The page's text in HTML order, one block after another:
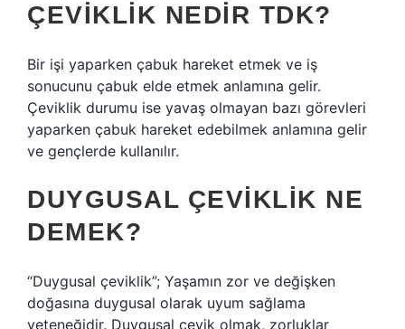
ÇEVIKLIK NEDIR TDK?
Bir işi yaparken çabuk hareket etmek ve iş
sonucunu çabuk elde etmek anlamına gelir.
Çeviklik durumu ise yavaş olmayan bazı görevleri
yaparken çabuk hareket edebilmek anlamına gelir
ve gençlerde kullanılır.
DUYGUSAL ÇEVIKLIK NE
DEMEK?
“Duygusal çeviklik”; Yaşamın zor ve değişken
doğasına duygusal olarak uyum sağlama
yeteneğidir. Duygusal çevik olmak, zorluklar